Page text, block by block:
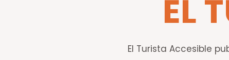
EL
El Turista Accesible